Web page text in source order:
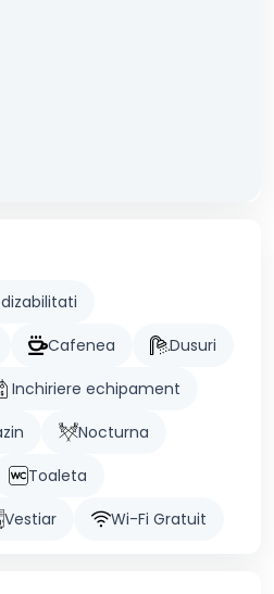
Cafenea
Dusuri
Inchiriere echipament
Nocturna
Toaleta
Vestiar Wi-Fi Gratuit